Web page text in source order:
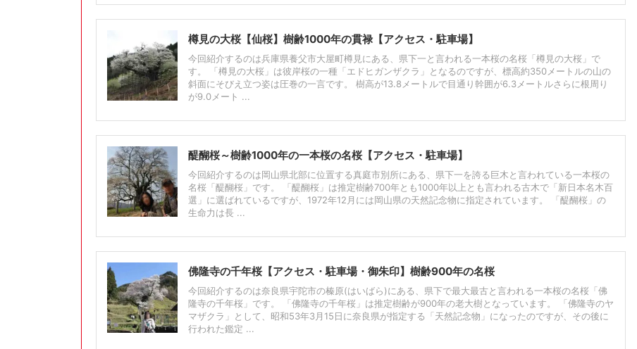
樽見の大桜【仙桜】樹齢1000年の貫禄【アクセス・駐車場】
今回紹介するのは兵庫県養父市大屋町樽見にある、県下一と言われる一本桜の名桜「樽見の大桜」で
す。 「樽見の大桜」は彼岸桜の一種「エドヒガンザクラ」となるのですが、標高約350メートルの山の
斜面にそびえ立つ姿は圧巻の一言です。 樹高が13.8メートルで目通り幹囲が6.3メートルさらに根周り
が9.0メート ...
醍醐桜～樹齢1000年の一本桜の名桜【アクセス・駐車場】
今回紹介するのは岡山県北部に位置する真庭市別所にある、県下一を誇る巨木と言われている一本桜の
名桜「醍醐桜」です。 「醍醐桜」は推定樹齢700年とも1000年以上とも言われる古木で「新日本名木百
選」に選ばれているですが、1972年12月には岡山県の天然記念物に指定されています。 「醍醐桜」の
生命力は長 ...
佛隆寺の千年桜【アクセス・駐車場・御朱印】樹齢900年の名桜
今回紹介するのは奈良県宇陀市の榛原(はいばら)にある、県下で最大最古と言われる一本桜の名桜「佛
隆寺の千年桜」です。 「佛隆寺の千年桜」は推定樹齢が900年の老大樹となっています。 「佛隆寺のヤ
マザクラ」として、昭和53年3月15日に奈良県が指定する「天然記念物」になったのですが、その後に
行われた鑑定 ...